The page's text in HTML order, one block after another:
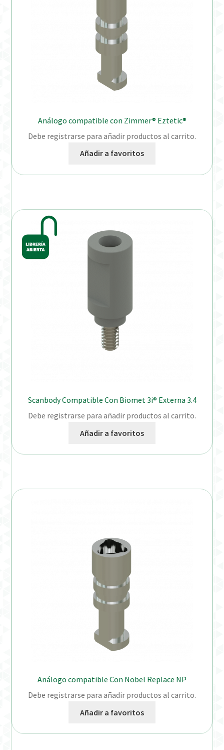
Análogo compatible con Zimmer® Eztetic®
Debe registrarse para añadir productos al carrito.
Añadir a favoritos
Scanbody Compatible Con Biomet 3i® Externa 3.4
Debe registrarse para añadir productos al carrito.
Añadir a favoritos
Análogo compatible Con Nobel Replace NP
Debe registrarse para añadir productos al carrito.
Añadir a favoritos